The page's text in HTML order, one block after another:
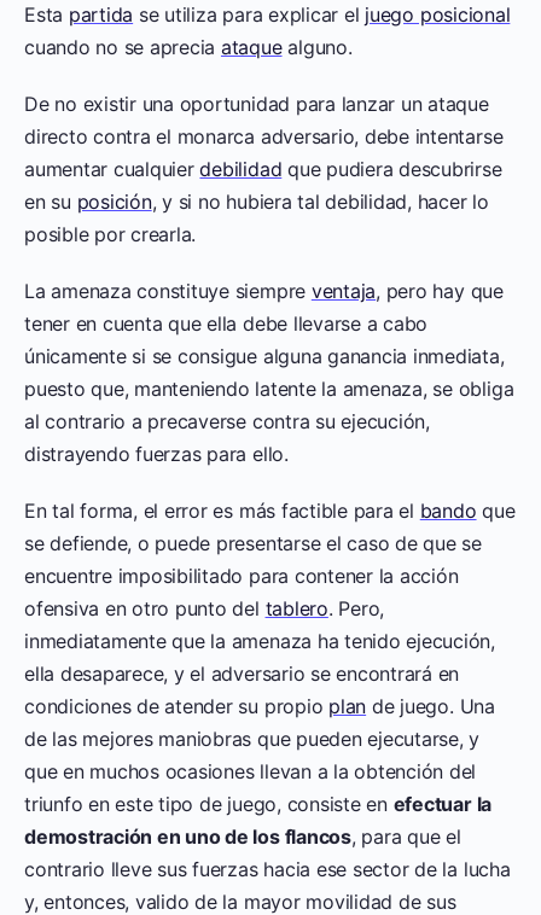
Esta partida se utiliza para explicar el juego posicional
cuando no se aprecia ataquealguno.
De no existir una oportunidad para lanzar un ataque
directo contra el monarca adversario, debe intentarse
aumentar cualquierdebilidad que pudiera descubrirse
en su posición, y si no hubiera tal debilidad, hacer lo
posible por crearla.
La amenaza constituye siempre ventaja, pero hay que
tener en cuenta que ella debe llevarse a cabo
únicamente si se consigue alguna ganancia inmediata,
puesto que, manteniendo latente la amenaza, se obliga
al contrario a precaverse contra su ejecución,
distrayendo fuerzas para ello.
En tal forma, el error es más factible para el bando que
se defiende, o puede presentarse el caso de que se
encuentre imposibilitado para contener la acción
ofensiva en otro punto del tablero. Pero,
inmediatamente que la amenaza ha tenido ejecución,
ella desaparece, y el adversario se encontrará en
condiciones de atender su propio plan de juego. Una
de las mejores maniobras que pueden ejecutarse, y
que en muchos ocasiones llevan a la obtención del
triunfo en este tipo de juego, consiste en efectuar la
demostración en uno de los flancos, para que el
contrario lleve sus fuerzas hacia ese sector de la lucha
y, entonces, valido de la mayor movilidad de sus